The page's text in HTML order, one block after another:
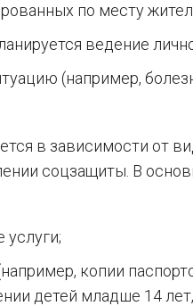
по месту
ведение
(например,
в зависимости от
соцзащиты. В
услуги;
копии
детей младше 14